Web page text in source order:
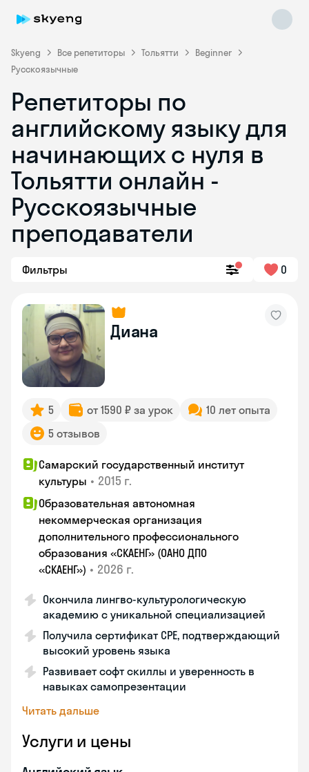
Skyeng Все репетиторы Тольятти
Beginner
Русскоязычные
Репетиторы по
английскому языку для
начинающих с нуля в
Тольятти онлайн -
Русскоязычные
преподаватели
Фильтры 0
Диана
5 от 1590 ₽ за урок
10 лет опыта
5 отзывов
Самарский государственный институт
культуры • 2015 г.
Образовательная автономная
некоммерческая организация
дополнительного профессионального
образования «СКАЕНГ» (ОАНО ДПО
«СКАЕНГ») • 2026 г.
Окончила лингво-культурологическую
академию с уникальной специализацией
Получила сертификат CPE, подтверждающий
высокий уровень языка
Развивает софт скиллы и уверенность в
навыках самопрезентации
Читать дальше
Услуги и цены
Skyeng Chat